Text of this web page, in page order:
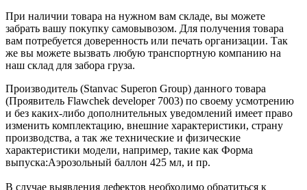
При наличии товара на нужном вам складе, вы можете
забрать вашу покупку самовывозом. Для получения товара
вам потребуется доверенность или печать организации. Так
же вы можете вызвать любую транспортную компанию на
наш склад для забора груза.
Производитель (Stanvac Superon Group) данного товара
(Проявитель Flawchek developer 7003) по своему усмотрению
и без каких-либо дополнительных уведомлений имеет право
изменить комплектацию, внешние характеристики, страну
производства, а так же технические и физические
характеристики модели, например, такие как Форма
выпуска:Аэрозольный баллон 425 мл, и пр.
В случае выявления дефектов необходимо обратиться к